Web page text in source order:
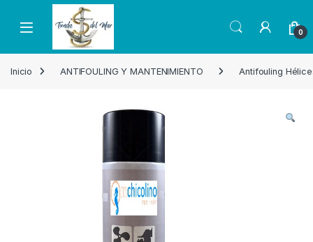
Skip to navigation
Skip to content
Open 0
Inicio ANTIFOULING Y MANTENIMIENTO Antifouling